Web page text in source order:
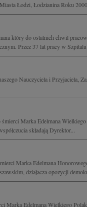
Łodzi, Łodzianina Roku
który do ostatnich chwil
Przez 37 lat pracy w Szpitalu
Nauczyciela i Przyjaciela,
Marka Edelmana
składają Dyrektor...
Marka Edelmana
działacza opozycji
Marka Edelmana Wielkiego